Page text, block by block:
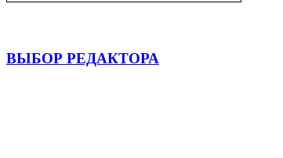
ВЫБОР РЕДАКТОРА